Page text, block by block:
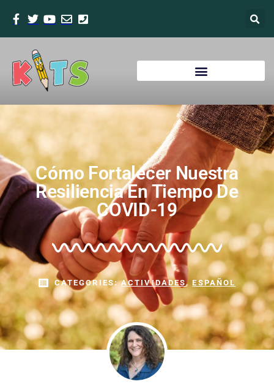
Cómo Fortalecer Nuestra
Resiliencia En Tiempo De
COVID-19
CATEGORIES:ACTIVIDADES,ESPAÑOL